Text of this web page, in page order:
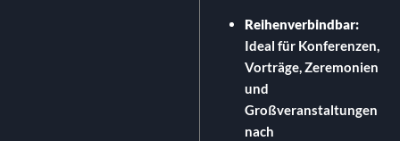
Reihenverbindbar:
Ideal für Konferenzen,
Vorträge,Zeremonien
und
Großveranstaltungen
nach